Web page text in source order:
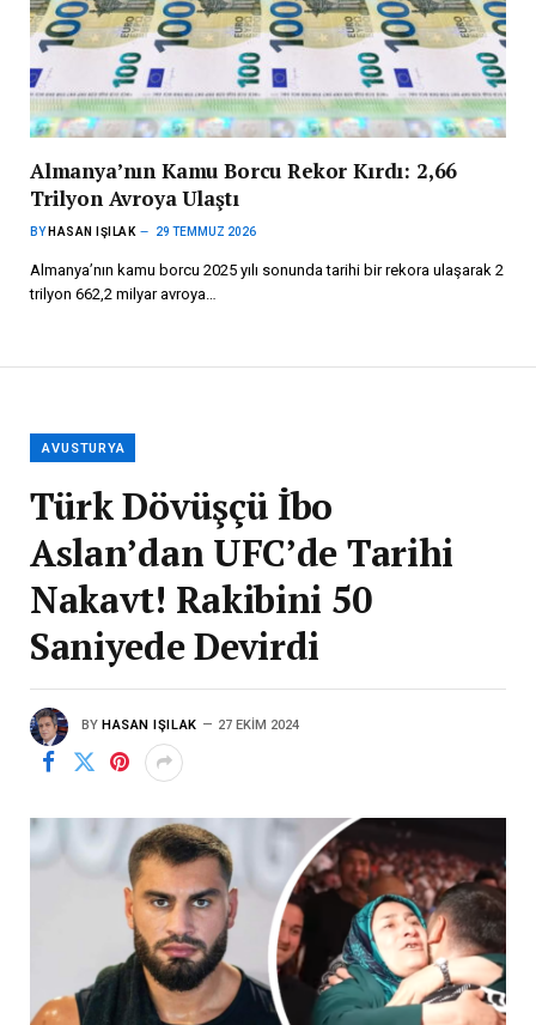
Almanya’nın Kamu Borcu Rekor Kırdı: 2,66
Trilyon Avroya Ulaştı
BY HASAN IŞILAK 29 TEMMUZ 2026
Almanya’nın kamu borcu 2025 yılı sonunda tarihi bir rekora ulaşarak 2
trilyon 662,2 milyar avroya…
AVUSTURYA
Türk Dövüşçü İbo
Aslan’dan UFC’de Tarihi
Nakavt! Rakibini 50
Saniyede Devirdi
BY HASAN IŞILAK 27 EKIM 2024